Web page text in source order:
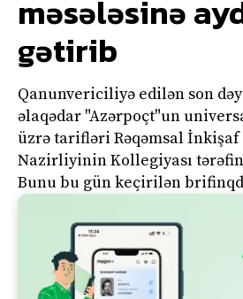
məsələsinə
gətirib
Qanunvericiliyə edilən son
əlaqədar "Azərpoçt"un
üzrə tarifləri Rəqəmsal İnkişaf
Nazirliyinin Kollegiyası
Bunu bu gün keçirilən